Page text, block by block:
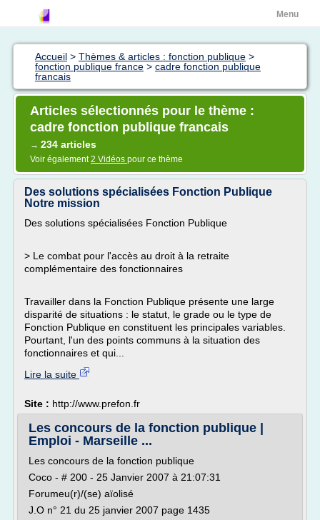
Menu
Accueil > Thèmes & articles : fonction publique >
fonction publique france > cadre fonction publique
francais
Articles sélectionnés pour le thème :
cadre fonction publique francais
→ 234 articles
Voir également2 Vidéos pour ce thème
Des solutions spécialisées Fonction Publique
Notre mission
Des solutions spécialisées Fonction Publique
> Le combat pour l'accès au droit à la retraite
complémentaire des fonctionnaires
Travailler dans la Fonction Publique présente une large
disparité de situations : le statut, le grade ou le type de
Fonction Publique en constituent les principales variables.
Pourtant, l'un des points communs à la situation des
fonctionnaires et qui...
Lire la suite
Site : http://www.prefon.fr
Les concours de la fonction publique |
Emploi - Marseille ...
Les concours de la fonction publique
Coco - # 200 - 25 Janvier 2007 à 21:07:31
Forumeu(r)/(se) aïolisé
J.O n° 21 du 25 janvier 2007 page 1435